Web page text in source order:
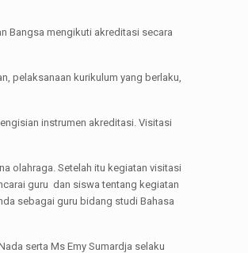
Bangsa mengikuti akreditasi secara
pelaksanaan kurikulum yang berlaku,
instrumen akreditasi. Visitasi
olahraga. Setelah itu kegiatan visitasi
guru dan siswa tentang kegiatan
sebagai guru bidang studi Bahasa
serta Ms Emy Sumardja selaku